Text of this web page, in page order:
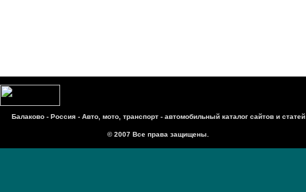
Балаково - Россия - Авто, мото, транспорт - автомобильный каталог сайтов и статей
© 2007 Все права защищены.